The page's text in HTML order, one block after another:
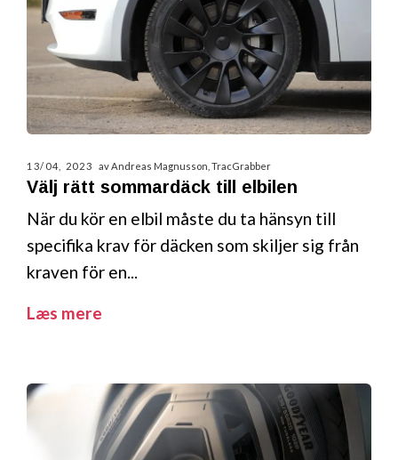
13/04, 2023 av Andreas Magnusson, TracGrabber
Välj rätt sommardäck till elbilen
När du kör en elbil måste du ta hänsyn till
specifika krav för däcken som skiljer sig från
kraven för en...
Læs mere